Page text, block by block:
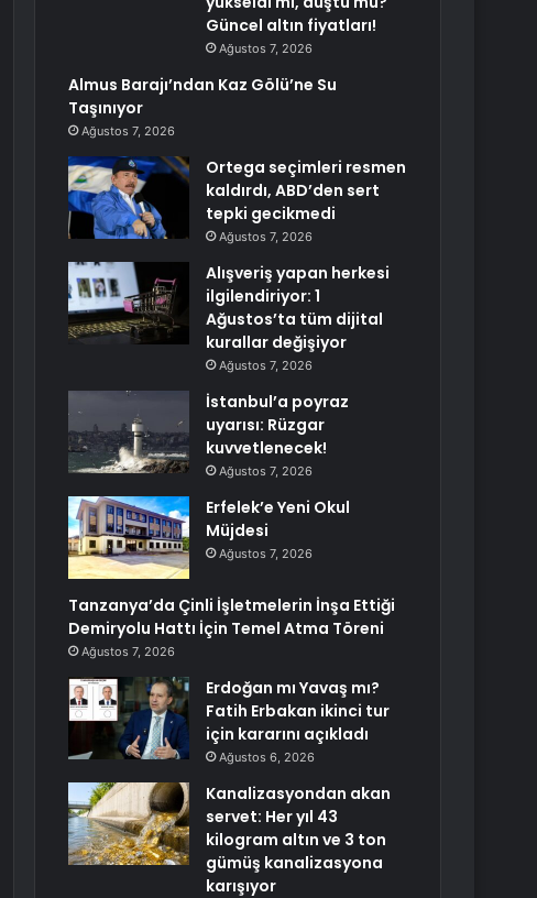
Güncel altın fiyatları!
Ağustos 7, 2026
Almus Barajı’ndan Kaz Gölü’ne Su
Taşınıyor
Ağustos 7, 2026
Ortega seçimleri resmen
kaldırdı, ABD’den sert
tepki gecikmedi
Ağustos 7, 2026
Alışveriş yapan herkesi
ilgilendiriyor: 1
Ağustos’ta tüm dijital
kurallar değişiyor
Ağustos 7, 2026
İstanbul’a poyraz
uyarısı: Rüzgar
kuvvetlenecek!
Ağustos 7, 2026
Erfelek’e Yeni Okul
Müjdesi
Ağustos 7, 2026
Tanzanya’da Çinli İşletmelerin İnşa Ettiği
Demiryolu Hattı İçin Temel Atma Töreni
Ağustos 7, 2026
Erdoğan mı Yavaş mı?
Fatih Erbakan ikinci tur
için kararını açıkladı
Ağustos 6, 2026
Kanalizasyondan akan
servet: Her yıl 43
kilogram altın ve 3 ton
gümüş kanalizasyona
karışıyor